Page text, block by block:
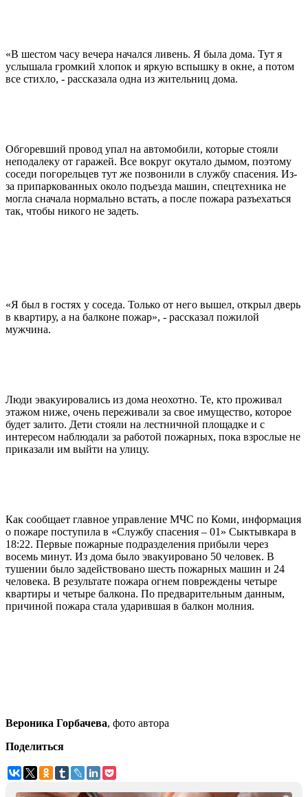
«В шестом часу вечера начался ливень. Я была дома. Тут я
услышала громкий хлопок и яркую вспышку в окне, а потом
все стихло, - рассказала одна из жительниц дома.
Обгоревший провод упал на автомобили, которые стояли
неподалеку от гаражей. Все вокруг окутало дымом, поэтому
соседи погорельцев тут же позвонили в службу спасения. Из-
за припаркованных около подъезда машин, спецтехника не
могла сначала нормально встать, а после пожара разъехаться
так, чтобы никого не задеть.
«Я был в гостях у соседа. Только от него вышел, открыл дверь
в квартиру, а на балконе пожар», - рассказал пожилой
мужчина.
Люди эвакуировались из дома неохотно. Те, кто проживал
этажом ниже, очень переживали за свое имущество, которое
будет залито. Дети стояли на лестничной площадке и с
интересом наблюдали за работой пожарных, пока взрослые не
приказали им выйти на улицу.
Как сообщает главное управление МЧС по Коми, информация
о пожаре поступила в «Службу спасения – 01» Сыктывкара в
18:22. Первые пожарные подразделения прибыли через
восемь минут. Из дома было эвакуировано 50 человек. В
тушении было задействовано шесть пожарных машин и 24
человека. В результате пожара огнем повреждены четыре
квартиры и четыре балкона. По предварительным данным,
причиной пожара стала ударившая в балкон молния.
Вероника Горбачева, фото автора
Поделиться